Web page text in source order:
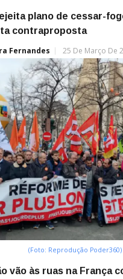
plano de cessar-
contraproposta
Fernandes 25 De Março De
(Foto: Reprodução Poder360)
vão às ruas na França